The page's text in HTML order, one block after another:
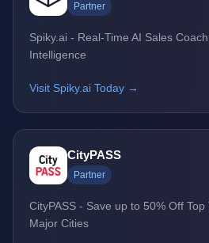
Partner
Spiky.ai - Real-Time AI Sales
Intelligence
Visit Spiky.ai Today →
CityPASS
Partner
CityPASS - Save up to 50% Off
Major Cities